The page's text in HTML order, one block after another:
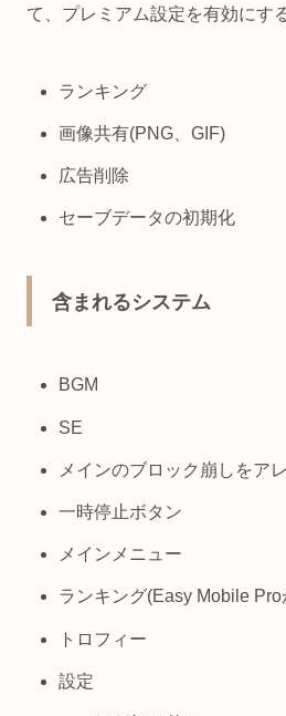
て、プレミアム設定を有効にす
ランキング
画像共有(PNG、GIF)
広告削除
セーブデータの初期化
含まれるシステム
BGM
SE
メインのブロック崩しをア
一時停止ボタン
メインメニュー
ランキング(Easy Mobile Pro
トロフィー
設定